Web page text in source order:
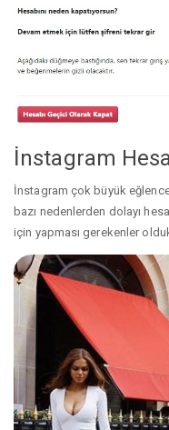
İnstagram
İnstagram çok büyük
bazı nedenlerden dolayı
için yapması gerekenler